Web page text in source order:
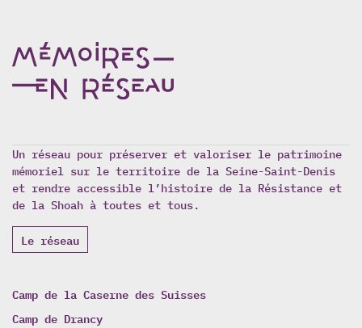
Un réseau pour préserver et valoriser le patrimoine
mémoriel sur le territoire de la Seine-Saint-Denis
et rendre accessible l’histoire de la Résistance et
de la Shoah à toutes et tous.
Le réseau
Camp de la Caserne des Suisses
Camp de Drancy